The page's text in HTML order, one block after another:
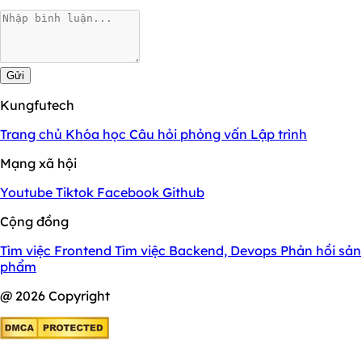
Gửi
Kungfutech
Trang chủ Khóa học Câu hỏi phỏng vấn Lập trình
Mạng xã hội
Youtube Tiktok Facebook Github
Cộng đồng
Tìm việc Frontend Tìm việc Backend, Devops Phản hồi sản
phẩm
@ 2026 Copyright